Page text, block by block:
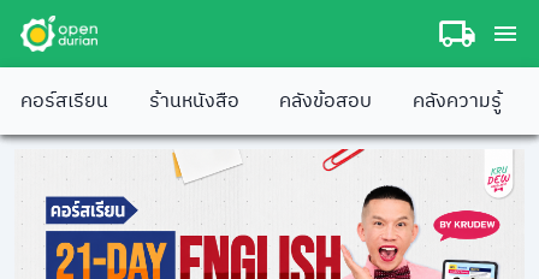
คอร์สเรียน ร้านหนังสือ คลังข้อสอบ คลังความรู้